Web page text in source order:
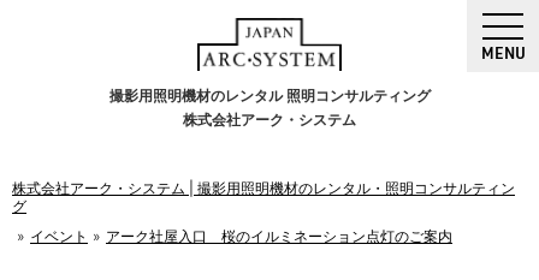
撮影用照明機材のレンタル 照明コンサルティング
株式会社アーク・システム
MENU
株式会社アーク・システム | 撮影用照明機材のレンタル・照明コンサルティン
グ
イベント
アーク社屋入口 桜のイルミネーション点灯のご案内